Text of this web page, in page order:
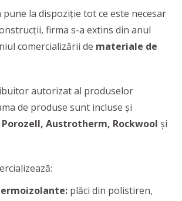
la dispoziție tot ce este necesar
firma s-a extins din anul
comercializării de materiale de
autorizat al produselor
de produse sunt incluse și
Porozell, Austrotherm, Rockwool și
plăci din polistiren,